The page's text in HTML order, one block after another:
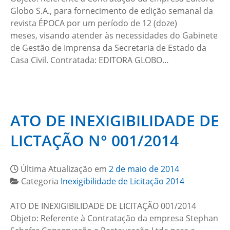
Globo S.A., para fornecimento de edição semanal da
revista ÉPOCA por um período de 12 (doze)
meses, visando atender às necessidades do Gabinete
de Gestão de Imprensa da Secretaria de Estado da
Casa Civil. Contratada: EDITORA GLOBO…
ATO DE INEXIGIBILIDADE DE
LICTAÇÃO N° 001/2014
Última Atualização em 2 de maio de 2014
Categoria Inexigibilidade de Licitação 2014
ATO DE INEXIGIBILIDADE DE LICITAÇÃO 001/2014
Objeto: Referente à Contratação da empresa Stephan